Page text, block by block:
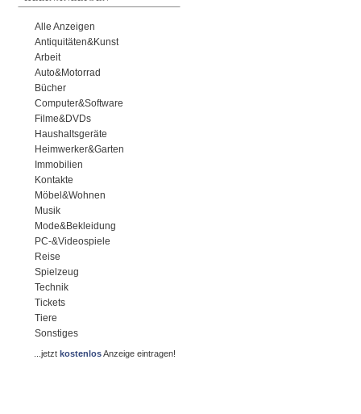
Alle Anzeigen
Antiquitäten&Kunst
Arbeit
Auto&Motorrad
Bücher
Computer&Software
Filme&DVDs
Haushaltsgeräte
Heimwerker&Garten
Immobilien
Kontakte
Möbel&Wohnen
Musik
Mode&Bekleidung
PC-&Videospiele
Reise
Spielzeug
Technik
Tickets
Tiere
Sonstiges
...jetztkostenlosAnzeige eintragen!